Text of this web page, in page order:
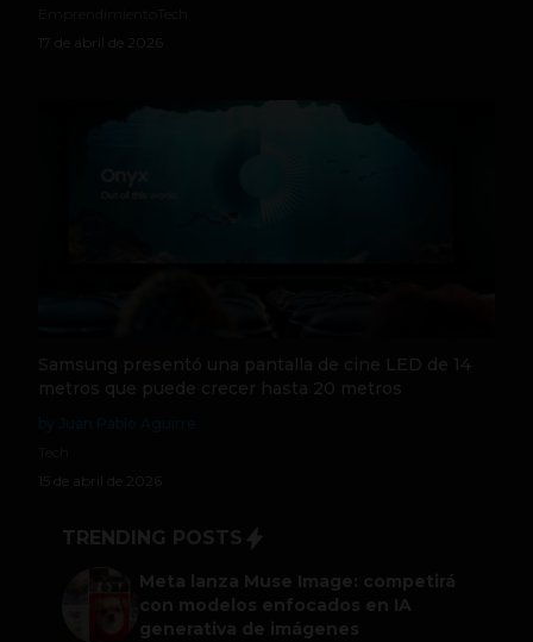
17 de abril de 2026
Samsung presentó una pantalla de cine LED de 14
metros que puede crecer hasta 20 metros
15 de abril de 2026
TRENDING POSTS
Meta lanza Muse Image: competirá
con modelos enfocados en IA
generativa de imágenes